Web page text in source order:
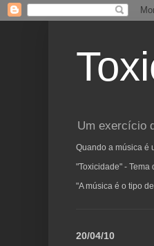
Um exercício
Quando a música é
"Toxicidade" - Tema
"A música é o tipo
20/04/10